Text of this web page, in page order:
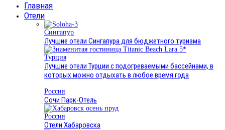
Главная
Отели
Сингапур
Лучшие отели Сингапура для бюджетного туризма
Турция
Лучшие отели Турции с подогреваемыми бассейнами, в
которых можно отдыхать в любое время года
Россия
Сочи Парк-Отель
Россия
Отели Хабаровска